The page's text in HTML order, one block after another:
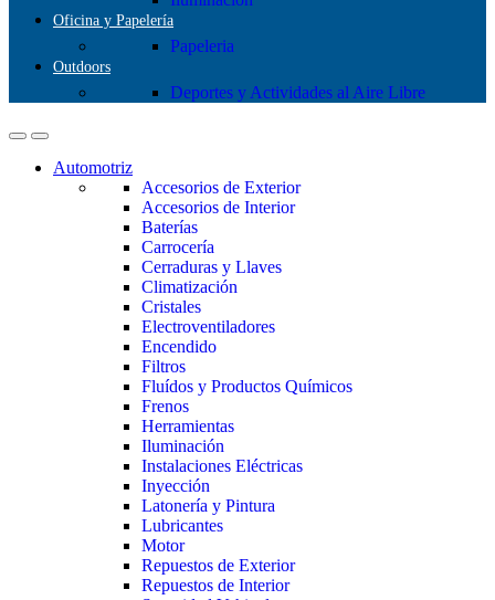
Oficina y Papelería
Papeleria
Outdoors
Deportes y Actividades al Aire Libre
Automotriz
Accesorios de Exterior
Accesorios de Interior
Baterías
Carrocería
Cerraduras y Llaves
Climatización
Cristales
Electroventiladores
Encendido
Filtros
Fluídos y Productos Químicos
Frenos
Herramientas
Iluminación
Instalaciones Eléctricas
Inyección
Latonería y Pintura
Lubricantes
Motor
Repuestos de Exterior
Repuestos de Interior